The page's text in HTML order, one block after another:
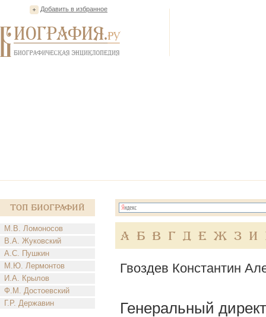
Добавить в избранное
Топ Биографий
М.В. Ломоносов
В.А. Жуковский
А.С. Пушкин
М.Ю. Лермонтов
И.А. Крылов
Ф.М. Достоевский
Г.Р. Державин
А Б В Г Д Е Ж З И
Гвоздев Константин
Генеральный